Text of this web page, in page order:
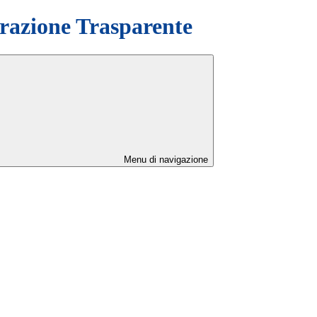
Trasparente
Menu di navigazione